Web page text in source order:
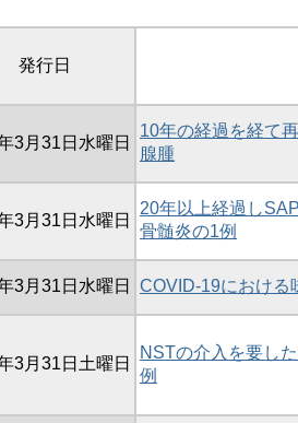
発行日
3月31日水曜日
10年の経過を経て
腺腫
3月31日水曜日
20年以上経過し
骨髄炎の1例
3月31日水曜日 COVID-19における
3月31日土曜日
NSTの介入を要し
例